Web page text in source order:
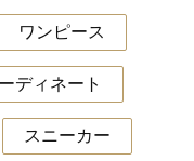
ワンピース
ディネート
スニーカー